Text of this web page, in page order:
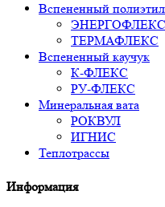
Вспененный
ЭНЕРГОФЛЕКС
ТЕРМАФЛЕКС
Вспененный каучук
К-ФЛЕКС
РУ-ФЛЕКС
Минеральная вата
РОКВУЛ
ИГНИС
Теплотрассы
Информация